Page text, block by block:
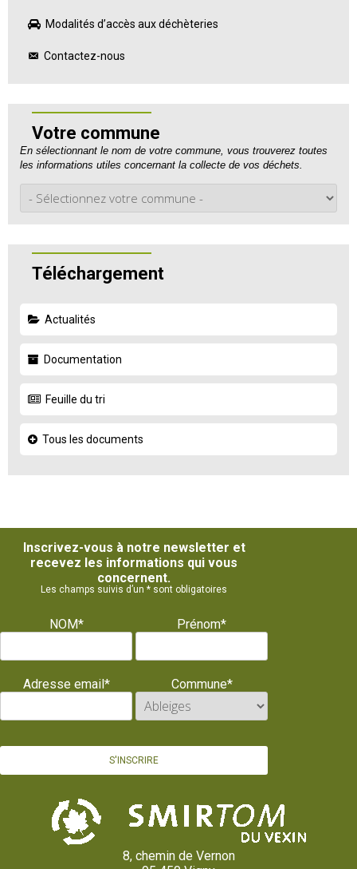
Modalités d’accès aux déchèteries
Contactez-nous
Votre commune
En sélectionnant le nom de votre commune, vous trouverez toutes
les informations utiles concernant la collecte de vos déchets.
Téléchargement
Actualités
Documentation
Feuille du tri
Tous les documents
Inscrivez-vous à notre newsletter et
recevez les informations qui vous
concernent.
Les champs suivis d’un * sont obligatoires
NOM* Prénom*
Adresse email* Commune*
8, chemin de Vernon